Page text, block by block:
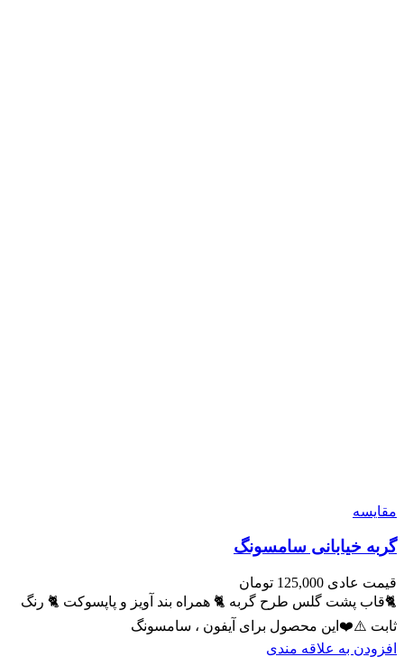
مقايسه
گربه خیابانی سامسونگ
قیمت عادی 125,000 تومان
🐈قاب پشت گلس طرح گربه 🐈 همراه بند آویز و پاپسوکت 🐈 رنگ
ثابت ⚠️❤️این محصول برای آیفون ، سامسونگ
افزودن به علاقه مندی